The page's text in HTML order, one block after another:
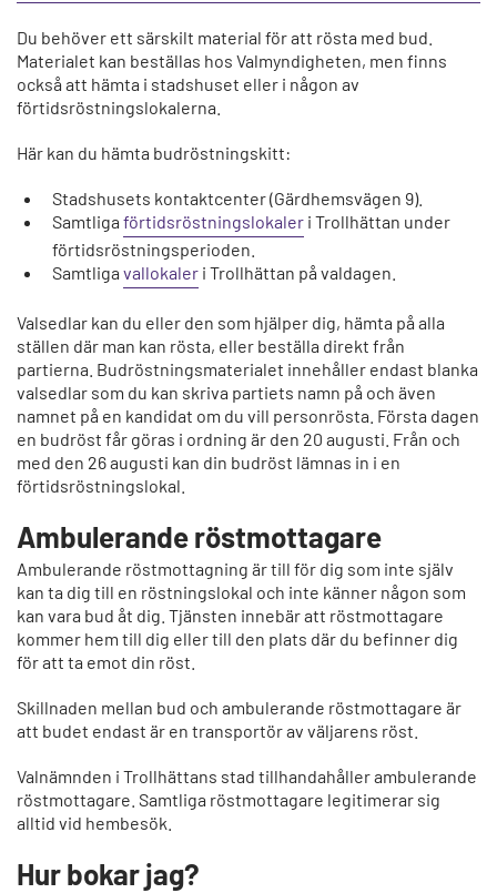
Du behöver ett särskilt material för att rösta med bud.
Materialet kan beställas hos Valmyndigheten, men finns
också att hämta i stadshuset eller i någon av
förtidsröstningslokalerna.
Här kan du hämta budröstningskitt:
Stadshusets kontaktcenter (Gärdhemsvägen 9).
Samtliga förtidsröstningslokaler i Trollhättan under
förtidsröstningsperioden.
Samtliga vallokaler i Trollhättan på valdagen.
Valsedlar kan du eller den som hjälper dig, hämta på alla
ställen där man kan rösta, eller beställa direkt från
partierna. Budröstningsmaterialet innehåller endast blanka
valsedlar som du kan skriva partiets namn på och även
namnet på en kandidat om du vill personrösta. Första dagen
en budröst får göras i ordning är den 20 augusti. Från och
med den 26 augusti kan din budröst lämnas in i en
förtidsröstningslokal.
Ambulerande röstmottagare
Ambulerande röstmottagning är till för dig som inte själv
kan ta dig till en röstningslokal och inte känner någon som
kan vara bud åt dig . Tjänsten innebär att röstmottagare
kommer hem till dig eller till den plats där du befinner dig
för att ta emot din röst.
Skillnaden mellan bud och ambulerande röstmottagare är
att budet endast är en transportör av väljarens röst.
Valnämnden i Trollhättans stad tillhandahåller ambulerande
röstmottagare. Samtliga röstmottagare legitimerar sig
alltid vid hembesök.
Hur bokar jag?